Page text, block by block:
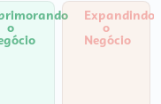
o
Expandindo
o
Negócio